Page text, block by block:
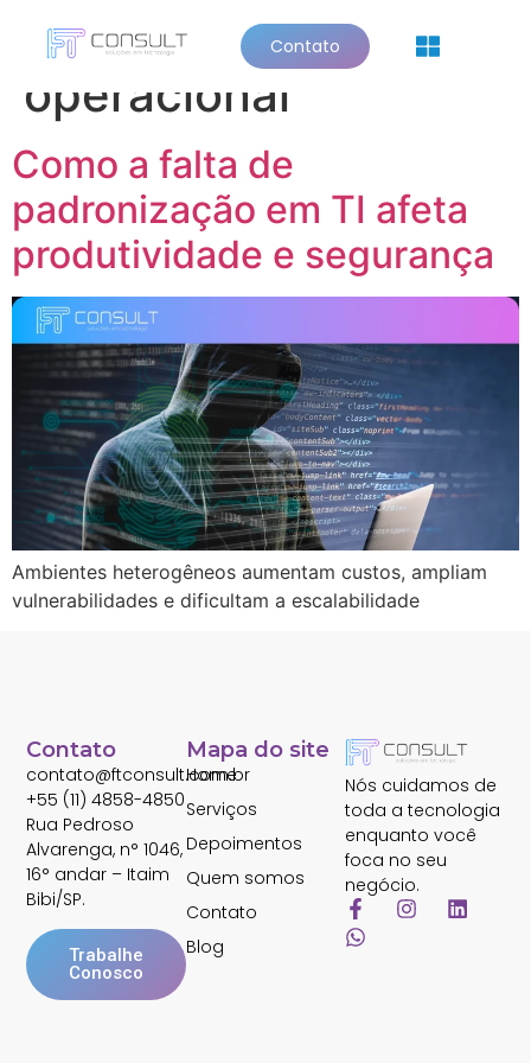
Contato
Tag:eficiência
operacional
Como a falta de
padronização em TI afeta
produtividade e segurança
Ambientes heterogêneos aumentam custos, ampliam
vulnerabilidades e dificultam a escalabilidade
Nós cuidamos de
toda a tecnologia
enquanto você
foca no seu
negócio.
Mapa do site
Home
Serviços
Depoimentos
Quem somos
Contato
Blog
Contato
Rua Pedroso
Alvarenga, n° 1046,
16° andar – Itaim
Bibi/SP.
Trabalhe
Conosco
contato@ftconsult.com.br
+55 (11) 4858-4850